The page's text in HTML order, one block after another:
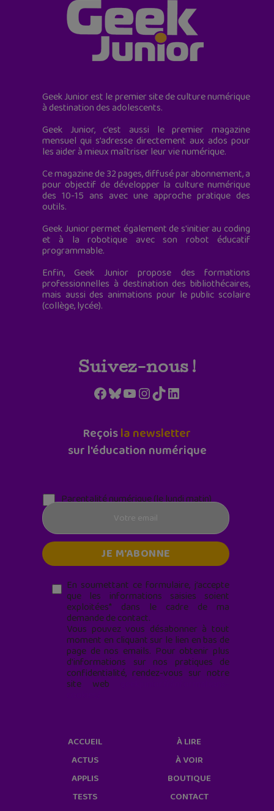
Geek Junior est le premier site de culture numérique
à destination des adolescents.
Geek Junior, c’est aussi le premier magazine
mensuel qui s’adresse directement aux ados pour
les aider à mieux maîtriser leur vie numérique.
Ce magazine de 32 pages, diffusé par abonnement, a
pour objectif de développer la culture numérique
des 10-15 ans avec une approche pratique des
outils.
Geek Junior permet également de s'initier au coding
et à la robotique avec son robot éducatif
programmable.
Enfin, Geek Junior propose des formations
professionnelles à destination des bibliothécaires,
mais aussi des animations pour le public scolaire
(collège, lycée).
Suivez-nous !
Facebook
Bluesky
YouTube
Instagram
TikTokLinkedIn
Reçoisla newsletter
sur l'éducation numérique
Parentalité numérique (le lundi matin)
En soumettant ce formulaire, j’accepte
que les informations saisies soient
exploitées* dans le cadre de ma
demande de contact.
Vous pouvez vous désabonner à tout
moment en cliquant sur le lien en bas de
page de nos emails. Pour obtenir plus
d'informations sur nos pratiques de
confidentialité, rendez-vous sur notre
site web
ACCUEIL
ACTUS
APPLIS
TESTS
À LIRE
À VOIR
BOUTIQUE
CONTACT